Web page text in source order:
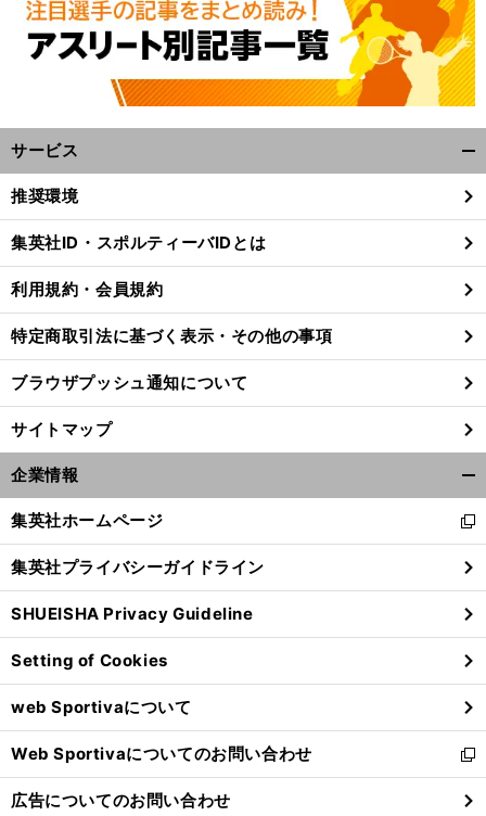
サービス
閉
る
推奨環境
集英社ID・スポルティーバIDとは
利用規約・会員規約
特定商取引法に基づく表示・その他の事項
ブラウザプッシュ通知について
サイトマップ
企業情報
閉
る
集英社ホームページ
新
し
い
ウ
ィ
ン
ド
ウ
で
開
く
集英社プライバシーガイドライン
SHUEISHA Privacy Guideline
Setting of Cookies
web Sportivaについて
Web Sportivaについてのお問い合わせ
新
し
い
広告についてのお問い合わせ